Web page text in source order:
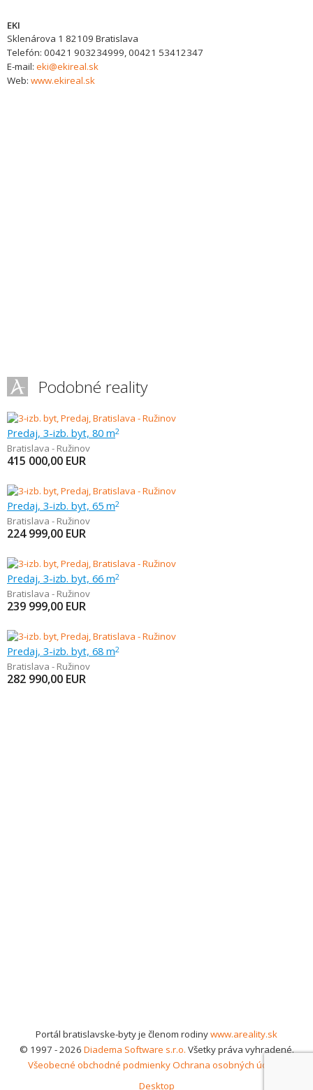
EKI
Sklenárova 1 82109 Bratislava
Telefón: 00421 903234999, 00421 53412347
E-mail: eki@ekireal.sk
Web: www.ekireal.sk
Podobné reality
Predaj, 3-izb. byt, 80 m2
Bratislava - Ružinov
415 000,00 EUR
Predaj, 3-izb. byt, 65 m2
Bratislava - Ružinov
224 999,00 EUR
Predaj, 3-izb. byt, 66 m2
Bratislava - Ružinov
239 999,00 EUR
Predaj, 3-izb. byt, 68 m2
Bratislava - Ružinov
282 990,00 EUR
Portál bratislavske-byty je členom rodinywww.areality.sk
© 1997 - 2026 Diadema Software s.r.o. Všetky práva vyhradené.
Všeobecné obchodné podmienkyOchrana osobných údajov
Desktop